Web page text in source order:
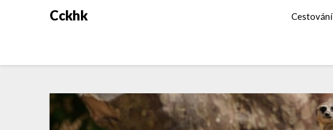
Cckhk Cestování